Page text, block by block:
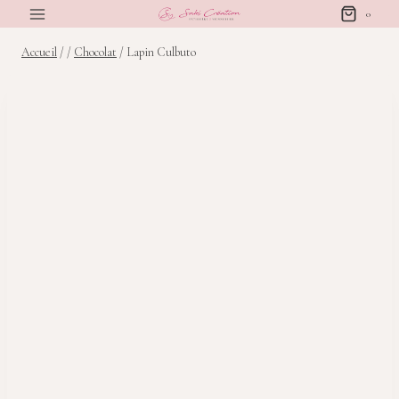
contenu
0
Accueil / / Chocolat / Lapin Culbuto